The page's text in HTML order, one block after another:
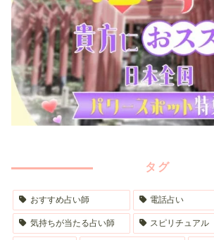
タグ
おすすめ占い師 電話占い
気持ちが当たる占い師 スピリチュアル